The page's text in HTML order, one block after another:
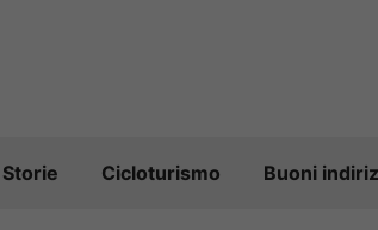
Storie Cicloturismo Buoni